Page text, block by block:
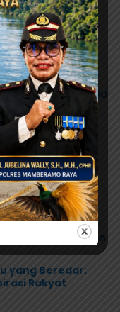
seorang
Agus.(Fan)
Perlindungan RUU
Audit Dapur
di Depapre
Aksi Damai,
Gerakan
NasDem
Nasionalis dan
yang Beredar:
Rakyat